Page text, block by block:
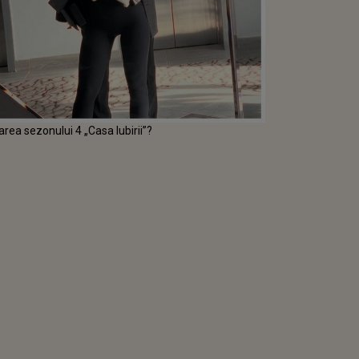
sezonului 4 „Casa Iubirii”?